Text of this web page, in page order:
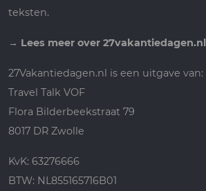
teksten.
→ Lees meer over
27Vakantiedagen.nl is een uitgave van:
Travel Talk VOF
Flora Bilderbeekstraat 79
8017 DR Zwolle
KvK: 63276666
BTW: NL855165716B01